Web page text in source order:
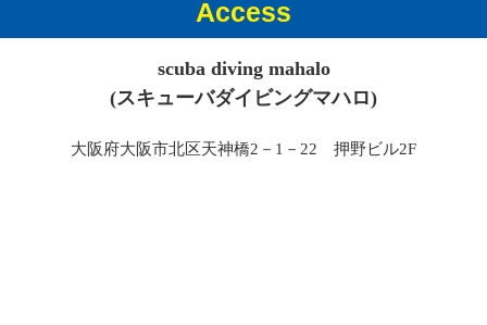
Access
scuba diving mahalo
(スキューバダイビングマハロ)
大阪府大阪市北区天神橋2－1－22 押野ビル2F